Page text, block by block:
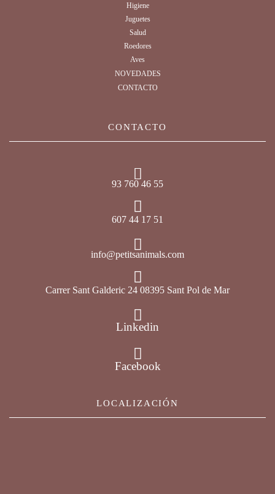
Higiene
Juguetes
Salud
Roedores
Aves
NOVEDADES
CONTACTO
CONTACTO
93 760 46 55
607 44 17 51
info@petitsanimals.com
Carrer Sant Galderic 24 08395 Sant Pol de Mar
Linkedin
Facebook
LOCALIZACIÓN